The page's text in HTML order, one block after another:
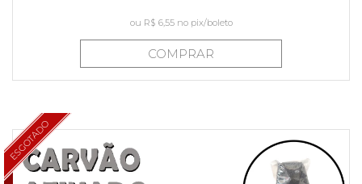
ou R$ 6,55no pix/boleto
COMPRAR
ESGOTADO